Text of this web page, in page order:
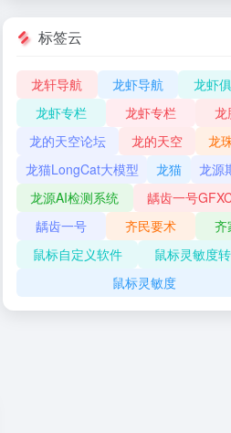
标签云
龙轩导航 龙虾导航
龙虾
龙虾专栏
龙虾专栏
龙
龙的天空论坛
龙的天空
龙
龙猫LongCat大模型
龙猫
龙源
龙源AI检测系统
龋齿一号
龋齿一号
齐民要术
齐
鼠标自定义软件
鼠标灵敏度
鼠标灵敏度